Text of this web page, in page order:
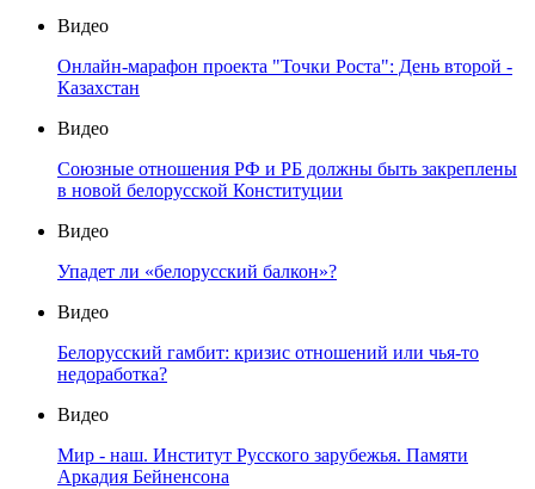
Видео
Онлайн-марафон проекта "Точки Роста": День второй -
Казахстан
Видео
Союзные отношения РФ и РБ должны быть закреплены
в новой белорусской Конституции
Видео
Упадет ли «белорусский балкон»?
Видео
Белорусский гамбит: кризис отношений или чья-то
недоработка?
Видео
Мир - наш. Институт Русского зарубежья. Памяти
Аркадия Бейненсона